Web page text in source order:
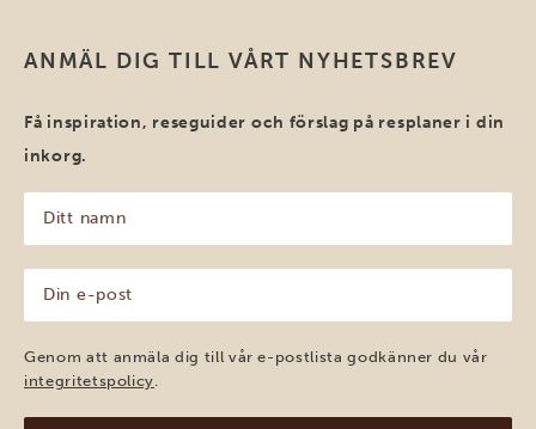
ANMÄL DIG TILL VÅRT NYHETSBREV
Få inspiration, reseguider och förslag på resplaner i din
inkorg.
namn
(Obligatoriskt)
post
(Obligatoriskt)
Genom att anmäla dig till vår e-postlista godkänner du vår
integritetspolicy